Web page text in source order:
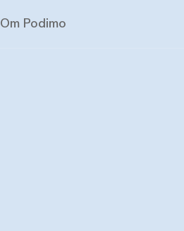
Om Podimo